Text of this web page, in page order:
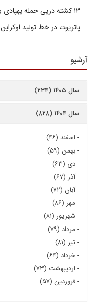
پاتریوت در خط تولید اوکراین
آرشیو
سال ۱۴۰۵ (۲۳۴)
سال ۱۴۰۴ (۸۲۸)
- اسفند (۴۶)
-بهمن (۵۹)
-دی (۶۳)
-آذر (۶۷)
-آبان (۷۲)
- مهر (۸۶)
- شهریور (۸۱)
- مرداد (۷۹)
-تیر (۸۱)
-خرداد (۶۴)
- اردیبهشت (۷۳)
-فروردین (۵۷)